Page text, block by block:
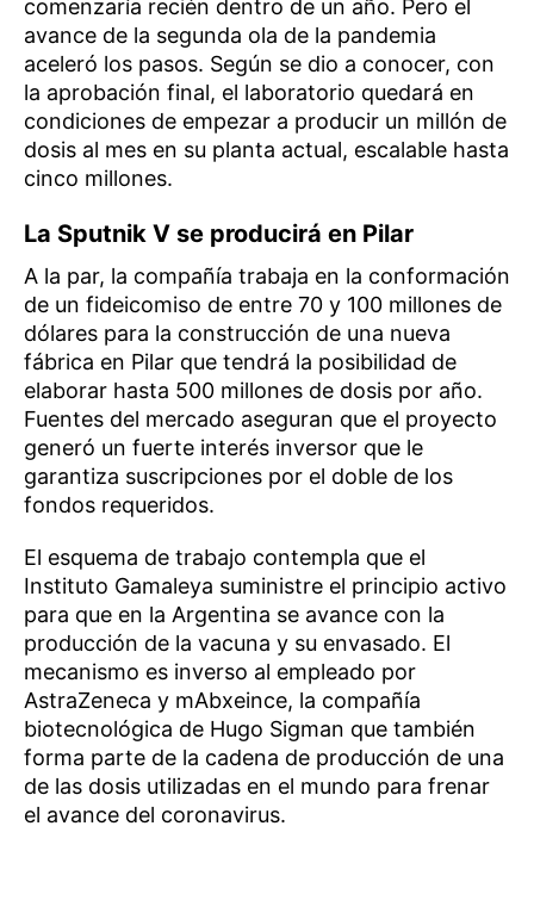
comenzaría recién dentro de un año. Pero el
avance de la segunda ola de la pandemia
aceleró los pasos. Según se dio a conocer, con
la aprobación final, el laboratorio quedará en
condiciones de empezar a producir un millón de
dosis al mes en su planta actual, escalable hasta
cinco millones.
La Sputnik V se producirá en Pilar
A la par, la compañía trabaja en la conformación
de un fideicomiso de entre 70 y 100 millones de
dólares para la construcción de una nueva
fábrica en Pilar que tendrá la posibilidad de
elaborar hasta 500 millones de dosis por año.
Fuentes del mercado aseguran que el proyecto
generó un fuerte interés inversor que le
garantiza suscripciones por el doble de los
fondos requeridos.
El esquema de trabajo contempla que el
Instituto Gamaleya suministre el principio activo
para que en la Argentina se avance con la
producción de la vacuna y su envasado. El
mecanismo es inverso al empleado por
AstraZeneca y mAbxeince, la compañía
biotecnológica de Hugo Sigman que también
forma parte de la cadena de producción de una
de las dosis utilizadas en el mundo para frenar
el avance del coronavirus.